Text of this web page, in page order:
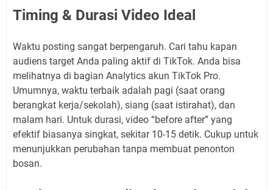
Timing & Durasi Video Ideal
Waktu posting sangat berpengaruh. Cari tahu kapan
audiens target Anda paling aktif di TikTok. Anda bisa
melihatnya di bagian Analytics akun TikTok Pro.
Umumnya, waktu terbaik adalah pagi (saat orang
berangkat kerja/sekolah), siang (saat istirahat), dan
malam hari. Untuk durasi, video “before after” yang
efektif biasanya singkat, sekitar 10-15 detik. Cukup untuk
menunjukkan perubahan tanpa membuat penonton
bosan.